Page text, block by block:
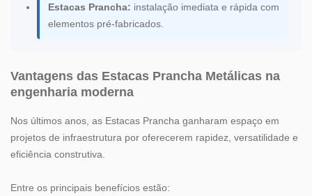
Estacas Prancha: instalação imediata e rápida com
elementos pré-fabricados.
Vantagens das Estacas Prancha Metálicas na
engenharia moderna
Nos últimos anos, as Estacas Prancha ganharam espaço em
projetos de infraestrutura por oferecerem rapidez, versatilidade e
eficiência construtiva.
Entre os principais benefícios estão: